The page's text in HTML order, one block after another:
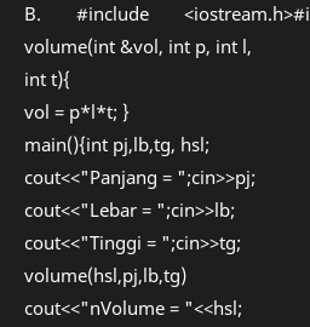
B. #include
volume(int &vol, int p, int l,
int t){
vol = p*l*t; }
main(){int pj,lb,tg, hsl;
cout<<"Panjang = ";cin>>pj;
cout<<"Lebar = ";cin>>lb;
cout<<"Tinggi = ";cin>>tg;
volume(hsl,pj,lb,tg)
cout<<"nVolume = "<<hsl;